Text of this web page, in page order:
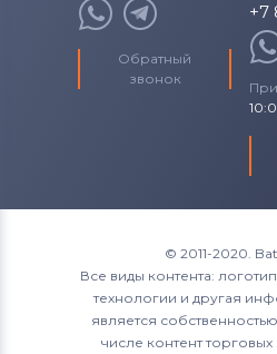
Вентиляторы (кулеры)
Вентиляторы (кулеры)
Обратный
звонок
+7
© 2011-2020.
Все виды контента:
технологии и другая
является
числе контент торговых